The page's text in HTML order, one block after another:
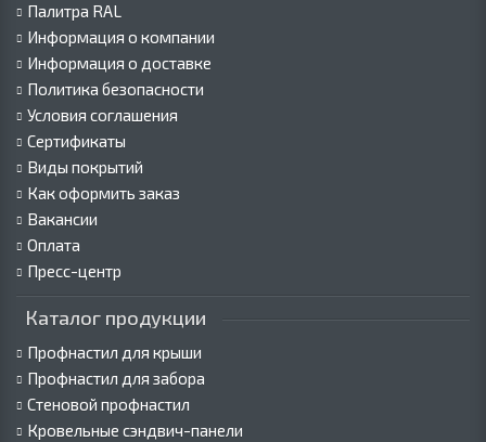
Палитра RAL
Информация о компании
Информация о доставке
Политика безопасности
Условия соглашения
Сертификаты
Виды покрытий
Как оформить заказ
Вакансии
Оплата
Пресс-центр
Каталог продукции
Профнастил для крыши
Профнастил для забора
Стеновой профнастил
Кровельные сэндвич-панели